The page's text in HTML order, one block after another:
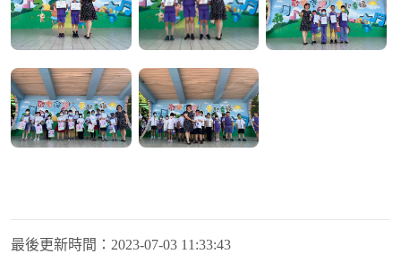
最後更新時間： 2023-07-03 11:33:43